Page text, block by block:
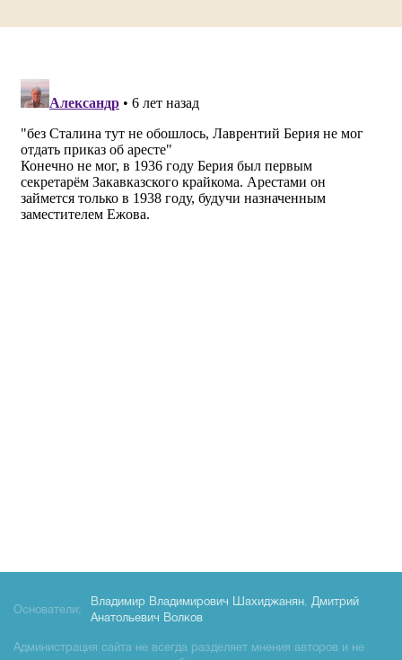
Основатели:
Владимир Владимирович Шахиджанян, Дмитрий
Анатольевич Волков
Администрация сайта не всегда разделяет мнения авторов и не